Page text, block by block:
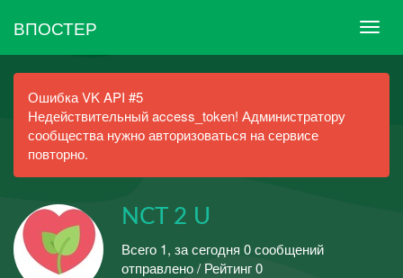
ВПОСТЕР
Ошибка VK API #5
Недействительный access_token! Администратору
сообщества нужно авторизоваться на сервисе
повторно.
NCT 2 U
Всего 1, за сегодня 0 сообщений
отправлено / Рейтинг 0